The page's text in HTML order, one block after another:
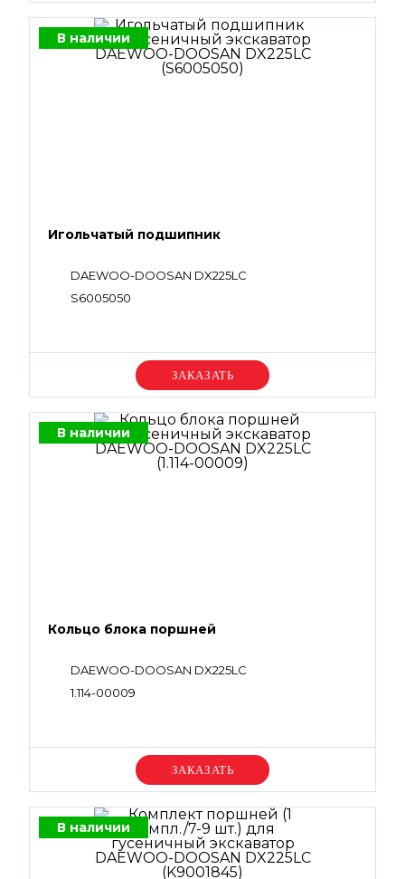
В наличии
Игольчатый подшипник
DAEWOO-DOOSAN DX225LC
S6005050
Уточняйте цену
В наличии
Кольцо блока поршней
DAEWOO-DOOSAN DX225LC
1.114-00009
Уточняйте цену
В наличии